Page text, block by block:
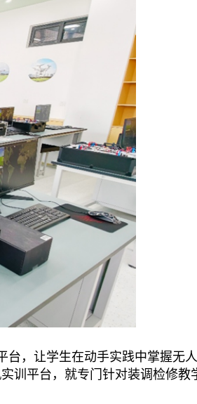
台，让学生在动手实践中掌握无
训平台，就专门针对装调检修教